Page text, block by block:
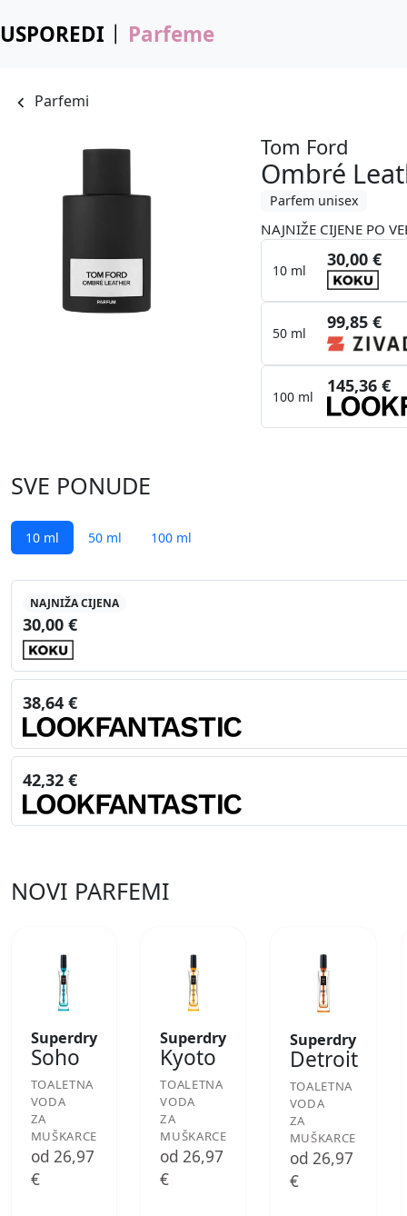
USPOREDI Parfeme
Parfemi
Tom Ford
Ombré
Parfem unisex
NAJNIŽE CIJENE PO
10 ml
30,00 €
50 ml
99,85 €
100 ml
145,36 €
SVE PONUDE
10 ml 50 ml 100 ml
NAJNIŽA CIJENA
30,00 €
38,64 €
42,32 €
NOVI PARFEMI
Superdry
Soho
TOALETNA
VODA
ZA
MUŠKARCE
od 26,97
€
Superdry
Kyoto
TOALETNA
VODA
ZA
MUŠKARCE
od 26,97
€
Superdry
Detroit
TOALETNA
VODA
ZA
MUŠKARCE
od 26,97
€